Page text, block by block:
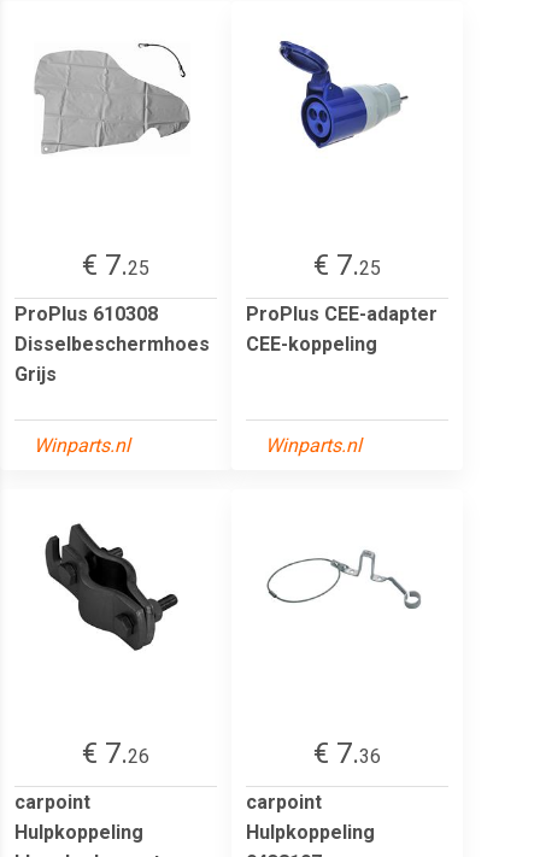
€ 7.25
ProPlus 610308
Disselbeschermhoes
Grijs
Winparts.nl
€ 7.25
ProPlus CEE-adapter
CEE-koppeling
Winparts.nl
€ 7.26
carpoint
Hulpkoppeling
€ 7.36
carpoint
Hulpkoppeling